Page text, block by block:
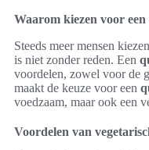
Waarom kiezen voor
Steeds meer mensen
is niet zonder reden. Een
voordelen, zowel voor de
maakt de keuze voor een
voedzaam, maar ook een
Voordelen van